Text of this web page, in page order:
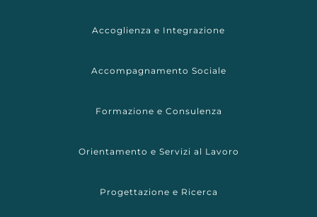
Accoglienza e Integrazione
Accompagnamento Sociale
Formazione e Consulenza
Orientamento e Servizi al Lavoro
Progettazione e Ricerca